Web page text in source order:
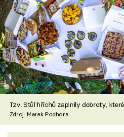
Tzv. Stůl hříchů zaplnily dobroty,
Zdroj: Marek Podhora